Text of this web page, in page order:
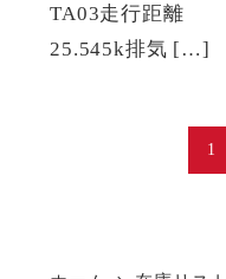
TA03走行距離
25.545k排気 […]
の
1